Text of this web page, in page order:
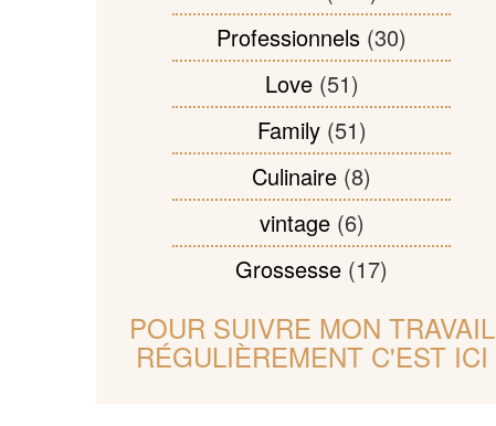
Professionnels (30)
Love(51)
Family(51)
Culinaire (8)
vintage(6)
Grossesse (17)
POUR SUIVRE MON TRAVAIL
RÉGULIÈREMENT C'EST ICI